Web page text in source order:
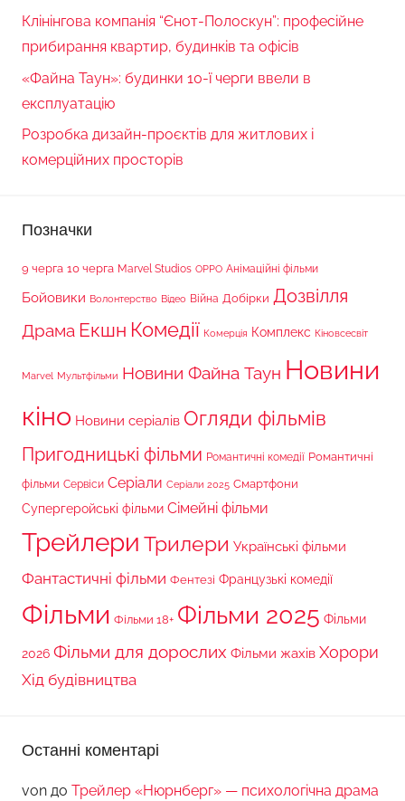
Клінінгова компанія “Єнот-Полоскун”: професійне
прибирання квартир, будинків та офісів
«Файна Таун»: будинки 10-ї черги ввели в
експлуатацію
Розробка дизайн-проєктів для житлових і
комерційних просторів
Позначки
9 черга 10 черга Marvel Studios OPPO Анімаційні фільми
Бойовики Волонтерство Відео Війна Добірки Дозвілля
Драма Екшн Комедії Комерція Комплекс Кіновсесвіт
Marvel Мультфільми Новини Файна Таун Новини
кіно Новини серіалів Огляди фільмів
Пригодницькі фільми Романтичні комедії Романтичні
фільми Сервіси Серіали Серіали 2025 Смартфони
Супергеройські фільми Сімейні фільми
Трейлери Трилери Українські фільми
Фантастичні фільми Фентезі Французькі комедії
Фільми Фільми 18+ Фільми 2025 Фільми
2026 Фільми для дорослих Фільми жахів Хорори
Хід будівництва
Останні коментарі
von до Трейлер «Нюрнберг» — психологічна драма